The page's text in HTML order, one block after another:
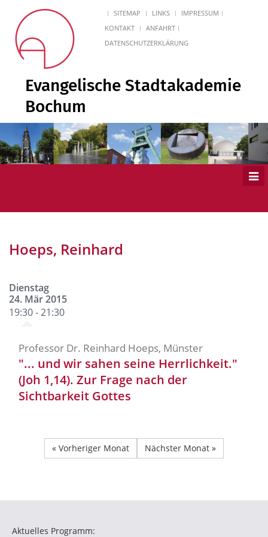
SITEMAP LINKS
IMPRESSUM
KONTAKT
ANFAHRT
DATENSCHUTZERKLÄRUNG
Evangelische Stadtakademie
Bochum
Hoeps, Reinhard
Dienstag
24. Mär 2015
19:30 - 21:30
Professor Dr. Reinhard Hoeps, Münster
"... und wir sahen seine Herrlichkeit."
(Joh 1,14). Zur Frage nach der
Sichtbarkeit Gottes
« Vorheriger Monat Nächster Monat »
Aktuelles Programm: